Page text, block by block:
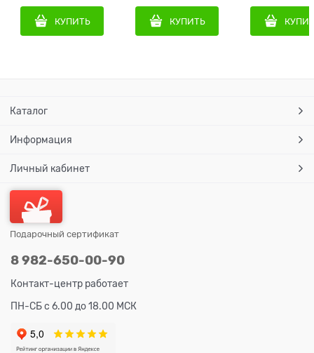
КУПИТЬ КУПИТЬ
Каталог
Информация
Личный кабинет
Подарочный сертификат
8 982-650-00-90
Контакт-центр работает
ПН-СБ с 6.00 до 18.00 МСК